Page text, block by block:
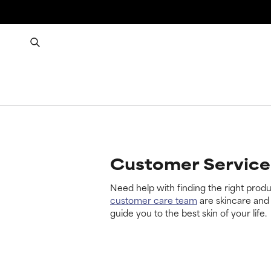
Customer Service
Need help with finding the right
customer care team are skincare
guide you to the best skin of your life.